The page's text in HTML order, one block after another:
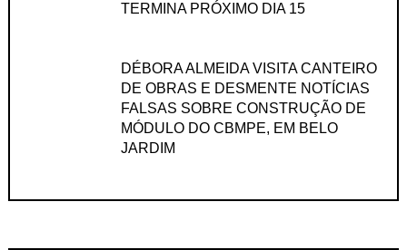
TERMINA PRÓXIMO DIA 15
DÉBORA ALMEIDA VISITA CANTEIRO
DE OBRAS E DESMENTE NOTÍCIAS
FALSAS SOBRE CONSTRUÇÃO DE
MÓDULO DO CBMPE, EM BELO
JARDIM